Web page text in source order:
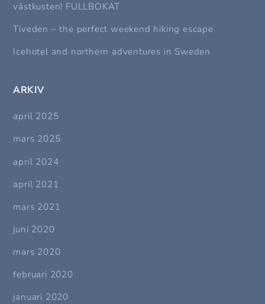
västkusten! FULLBOKAT
Tiveden – the perfect weekend hiking escape
Icehotel and northern adventures in Sweden
ARKIV
april 2025
mars 2025
april 2024
april 2021
mars 2021
juni 2020
mars 2020
februari 2020
januari 2020